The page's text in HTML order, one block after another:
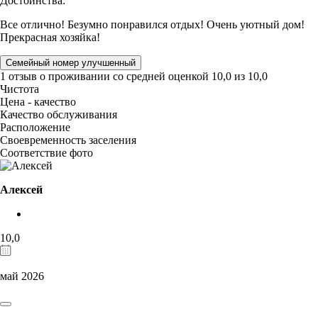
Все отлично! Безумно понравился отдых! Очень уютный дом!
Прекрасная хозяйка!
Семейный номер улучшенный
1 отзыв о проживании со средней оценкой 10,0 из 10,0
Чистота
Цена - качество
Качество обслуживания
Расположение
Своевременность заселения
Соответствие фото
Алексей
10,0
май 2026